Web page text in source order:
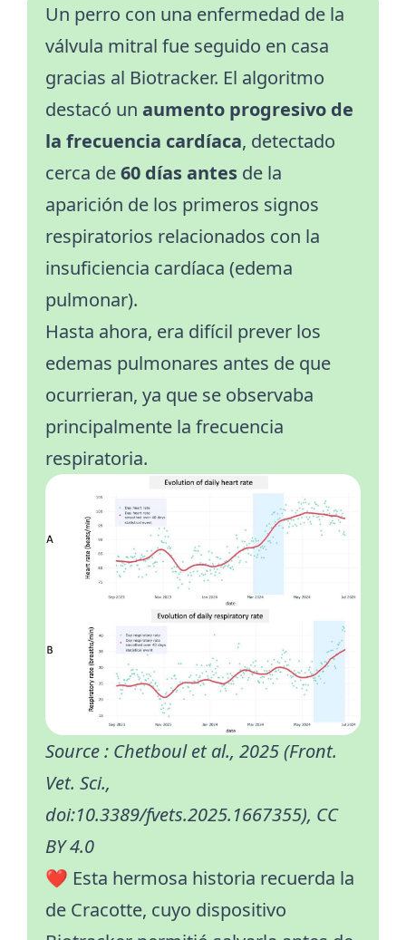
Un perro con una enfermedad de la
válvula mitral fue seguido en casa
gracias al Biotracker. El algoritmo
destacó un aumento progresivo de
la frecuencia cardíaca, detectado
cerca de60 días antes de la
aparición de los primeros signos
respiratorios relacionados con la
insuficiencia cardíaca (edema
pulmonar).
Hasta ahora, era difícil prever los
edemas pulmonares antes de que
ocurrieran, ya que se observaba
principalmente la frecuencia
respiratoria.
Source : Chetboul et al., 2025 (Front.
Vet. Sci.,
doi:10.3389/fvets.2025.1667355), CC
BY 4.0
❤️ Esta hermosa historia recuerda la
de Cracotte, cuyo dispositivo